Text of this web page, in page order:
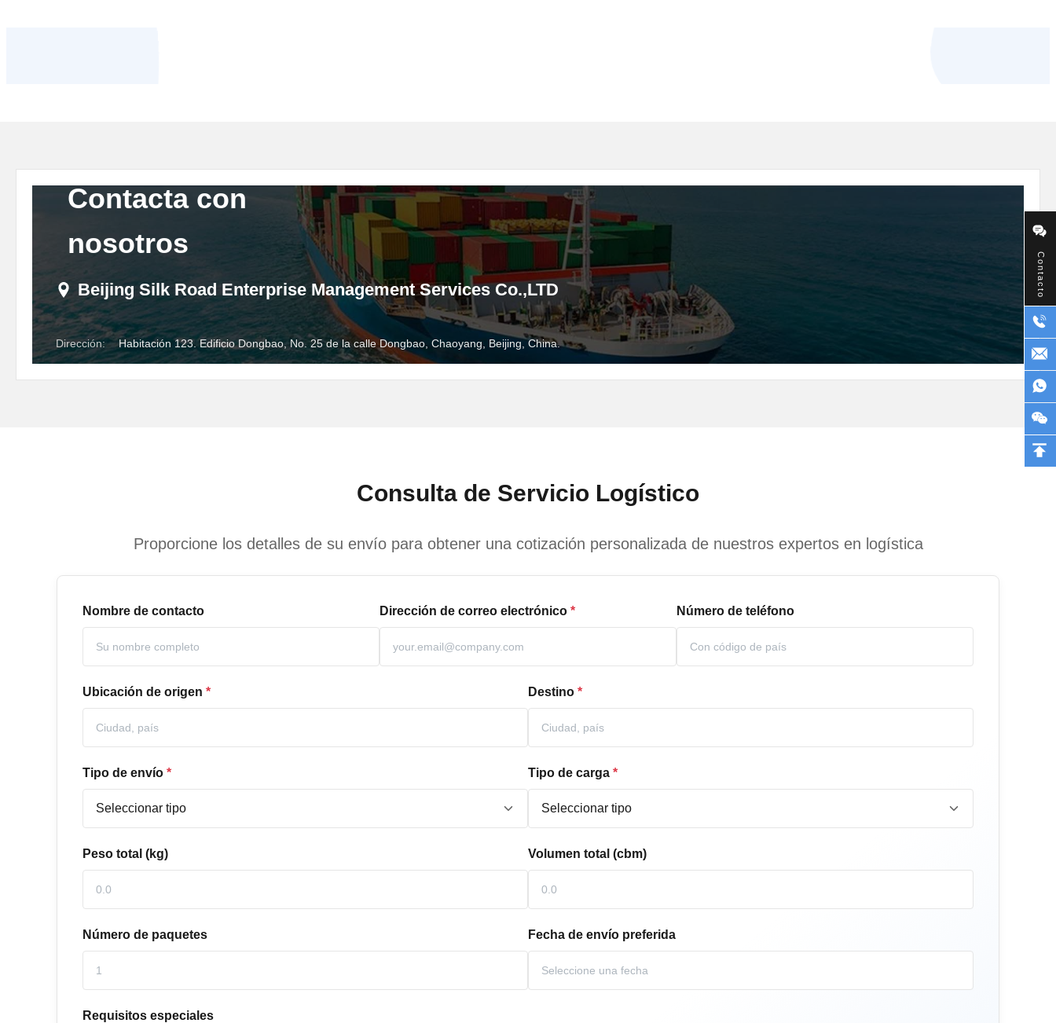
Contacto
Contacta con
nosotros
Beijing Silk Road Enterprise Management Services Co.,LTD
Dirección: Habitación 123. Edificio Dongbao, No. 25 de la calle Dongbao, Chaoyang, Beijing, China.
Consulta de Servicio Logístico
Proporcione los detalles de su envío para obtener una cotización personalizada de nuestros expertos en logística
Nombre de contacto Dirección de correo electrónico * Número de teléfono
Ubicación de origen * Destino *
Tipo de envío * Tipo de carga *
Peso total (kg) Volumen total (cbm)
Número de paquetes Fecha de envío preferida
Requisitos especiales